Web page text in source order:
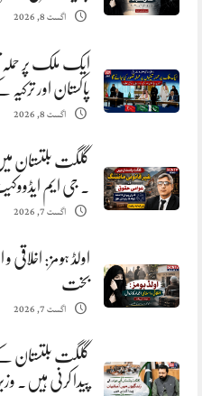
اگست 8, 2026
ایک ملک پر حملہ
پاکستان اور
اگست 8, 2026
گلگت بلتستان
. جی ایم
اگست 7, 2026
اولڈ ہومز: اخلاقی
بخت
اگست 7, 2026
گلگت بلتستان
پیدا کرنی ہیں.